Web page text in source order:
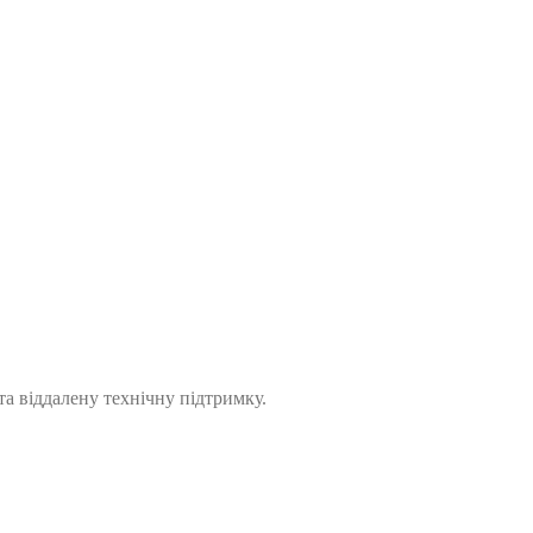
технічну підтримку.